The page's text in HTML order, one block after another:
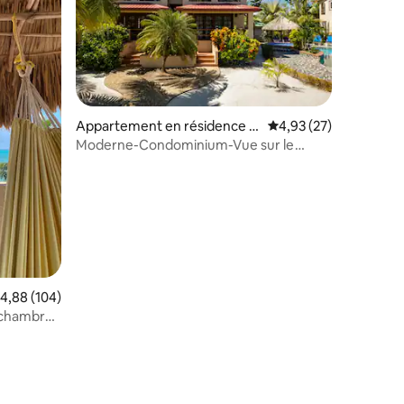
moyenne sur la base de 104 commentaires : 4,88 sur 5
4,88 (104)
Appartement en résidence ⋅
Placencia
Évaluation moyenne
4,93 (27)
Moderne-Condominium-Vue sur le